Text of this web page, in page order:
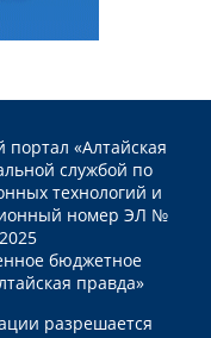
«Алтайская
службой по
технологий и
номер ЭЛ №
бюджетное
правда»
разрешается